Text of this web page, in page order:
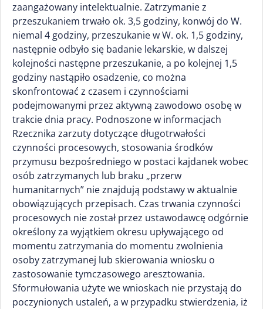
zaangażowany intelektualnie. Zatrzymanie z
przeszukaniem trwało ok. 3,5 godziny, konwój do W.
niemal 4 godziny, przeszukanie w W. ok. 1,5 godziny,
następnie odbyło się badanie lekarskie, w dalszej
kolejności następne przeszukanie, a po kolejnej 1,5
godziny nastąpiło osadzenie, co można
skonfrontować z czasem i czynnościami
podejmowanymi przez aktywną zawodowo osobę w
trakcie dnia pracy. Podnoszone w informacjach
Rzecznika zarzuty dotyczące długotrwałości
czynności procesowych, stosowania środków
przymusu bezpośredniego w postaci kajdanek wobec
osób zatrzymanych lub braku „przerw
humanitarnych” nie znajdują podstawy w aktualnie
obowiązujących przepisach. Czas trwania czynności
procesowych nie został przez ustawodawcę odgórnie
określony za wyjątkiem okresu upływającego od
momentu zatrzymania do momentu zwolnienia
osoby zatrzymanej lub skierowania wniosku o
zastosowanie tymczasowego aresztowania.
Sformułowania użyte we wnioskach nie przystają do
poczynionych ustaleń, a w przypadku stwierdzenia, iż